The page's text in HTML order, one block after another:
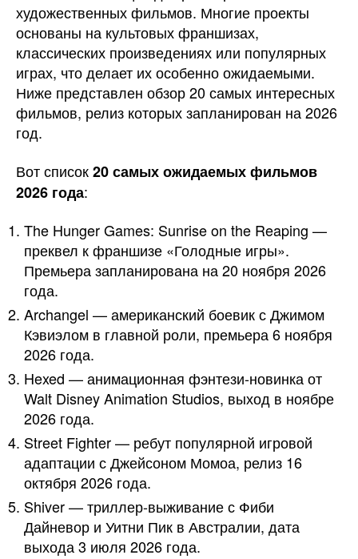
художественных фильмов. Многие проекты
основаны на культовых франшизах,
классических произведениях или популярных
играх, что делает их особенно ожидаемыми.
Ниже представлен обзор 20 самых интересных
фильмов, релиз которых запланирован на 2026
год.
Вот список20 самых ожидаемых фильмов
2026 года:
The Hunger Games: Sunrise on the Reaping —
пре­квел к франшизе «Голодные игры».
Премьера запланирована на 20 ноября 2026
года.
Archangel — американский боевик с Джимом
Кэвиэлом в главной роли, премьера 6 ноября
2026 года.
Hexed — анимационная фэнтези‑новинка от
Walt Disney Animation Studios, выход в ноябре
2026 года.
Street Fighter — ребут популярной игровой
адаптации с Джейсоном Момоа, релиз 16
октября 2026 года.
Shiver — триллер‑выживание с Фиби
Дайневор и Уитни Пик в Австралии, дата
выхода 3 июля 2026 года.